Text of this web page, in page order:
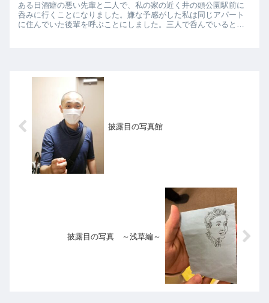
ある日酒癖の悪い先輩と二人で、私の家の近く井の頭公園駅前に
呑みに行くことになりました。嫌な予感がした私は同じアパート
に住んでいた後輩を呼ぶことにしました。三人で呑んでいると、
披露目の写真館
披露目の写真 ～浅草編～